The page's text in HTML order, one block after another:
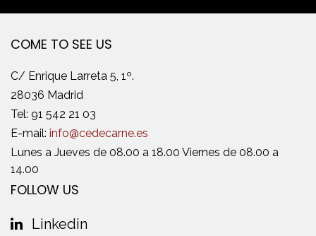
COME TO SEE US
C/ Enrique Larreta 5, 1º.
28036 Madrid
Tel: 91 542 21 03
E-mail: info@cedecarne.es
Lunes a Jueves de 08.00 a 18.00 Viernes de 08.00 a
14.00
FOLLOW US
Linkedin